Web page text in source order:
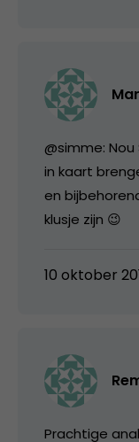
@simme:
in kaart
en
klusje zijn 😉
10 oktober
Prachtige